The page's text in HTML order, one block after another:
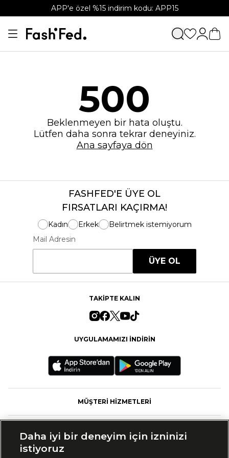
APP'e özel %15 indirim kodu: APP15
500
Beklenmeyen bir hata oluştu.
Lütfen daha sonra tekrar deneyiniz.
Ana sayfaya dön
FASHFED'E ÜYE OL
FIRSATLARI KAÇIRMA!
Kadın Erkek
Belirtmek istemiyorum
Mail Adresin
ÜYE OL
TAKİPTE KALIN
UYGULAMAMIZI İNDİRİN
MÜŞTERİ HİZMETLERİ
Daha iyi bir deneyim için izninizi
istiyoruz